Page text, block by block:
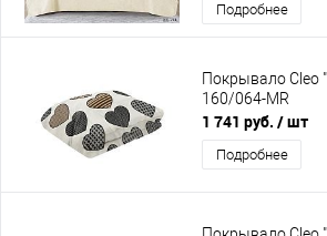
Подробнее
Покрывало Cleo
160/064-MR
1 741 руб. / шт
Подробнее